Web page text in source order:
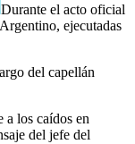
Durante el acto oficial
ejecutadas
del capellán
los caídos en
del jefe del